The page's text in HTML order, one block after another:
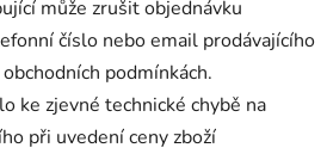
může zrušit objednávku
číslo nebo email prodávajícího
podmínkách.
ke zjevné technické chybě na
při uvedení ceny zboží